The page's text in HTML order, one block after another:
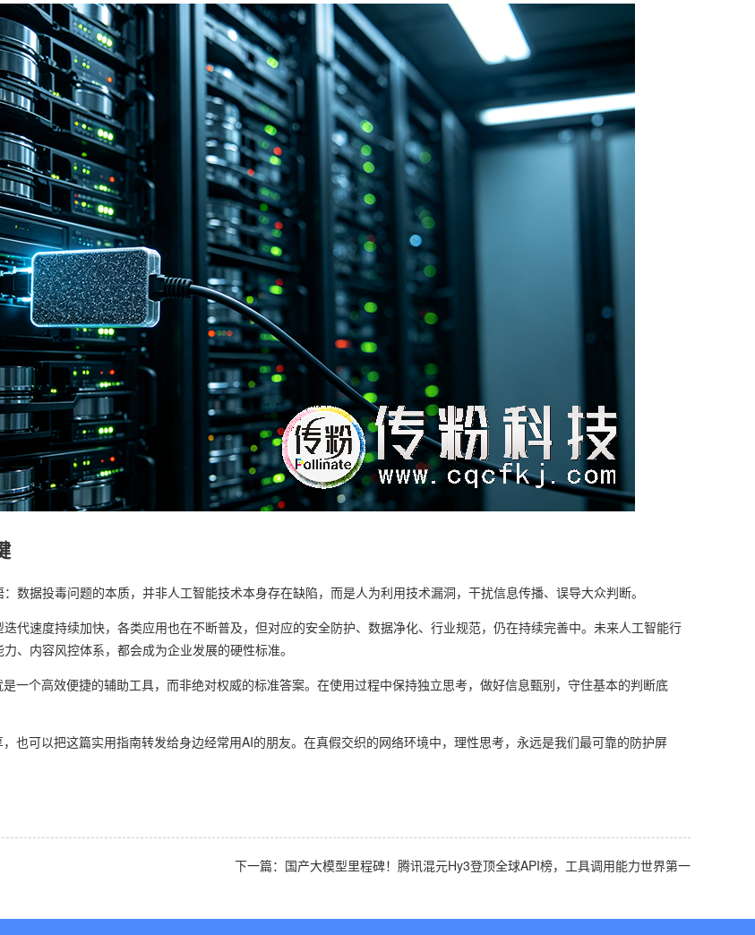
数据投毒问题的本质，并非人工智能技术本身存在缺陷，而是人为利用技术漏洞，干扰信息传播、误导大众判断。
代速度持续加快，各类应用也在不断普及，但对应的安全防护、数据净化、行业规范，仍在持续完善中。未来人工智能行
、内容风控体系，都会成为企业发展的硬性标准。
一个高效便捷的辅助工具，而非绝对权威的标准答案。在使用过程中保持独立思考，做好信息甄别，守住基本的判断底
也可以把这篇实用指南转发给身边经常用AI的朋友。在真假交织的网络环境中，理性思考，永远是我们最可靠的防护屏
下一篇：国产大模型里程碑！腾讯混元Hy3登顶全球API榜，工具调用能力世界第一